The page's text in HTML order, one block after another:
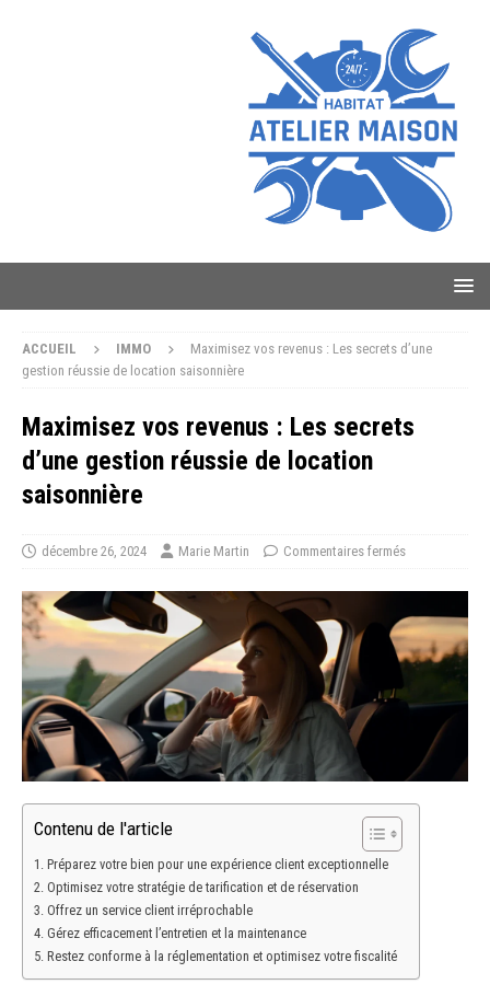
ACCUEIL IMMO
Maximisez vos revenus : Les secrets d’une
gestion réussie de location saisonnière
Maximisez vos revenus : Les secrets
d’une gestion réussie de location
saisonnière
décembre 26, 2024 Marie Martin Commentaires fermés
Contenu de l'article
Préparez votre bien pour une expérience client exceptionnelle
Optimisez votre stratégie de tarification et de réservation
Offrez un service client irréprochable
Gérez efficacement l’entretien et la maintenance
Restez conforme à la réglementation et optimisez votre fiscalité